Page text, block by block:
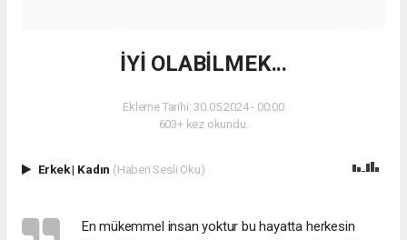
İYİ OLABİLMEK...
Ekleme Tarihi: 30.05.2024 - 00:00
603+ kez okundu.
Erkek| Kadın (Haberi Sesli Oku)
En mükemmel insan yoktur bu hayatta herkesin